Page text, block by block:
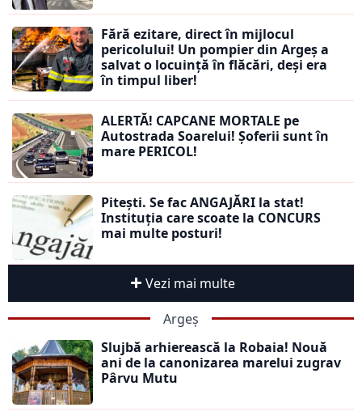
Fără ezitare, direct în mijlocul
pericolului! Un pompier din Argeș a
salvat o locuință în flăcări, deși era
în timpul liber!
ALERTĂ! CAPCANE MORTALE pe
Autostrada Soarelui! Șoferii sunt în
mare PERICOL!
Pitești. Se fac ANGAJĂRI la stat!
Instituția care scoate la CONCURS
mai multe posturi!
Vezi mai multe
Argeș
Slujbă arhierească la Robaia! Nouă
ani de la canonizarea marelui zugrav
Pârvu Mutu